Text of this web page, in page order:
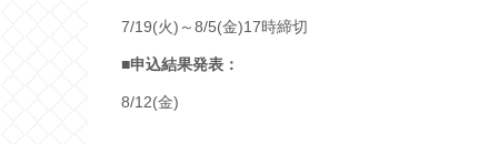
7/19(火)～8/5(金)17時締切
■申込結果発表 ：
8/12(金)